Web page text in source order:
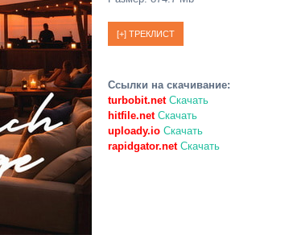
Ссылки на скачивание:
turbobit.netСкачать
hitfile.netСкачать
uploady.io Скачать
rapidgator.netСкачать